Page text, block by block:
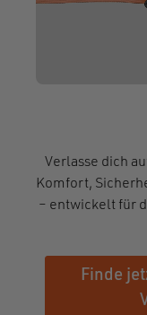
Verlasse dich
Komfort,
– entwickelt für
Finde